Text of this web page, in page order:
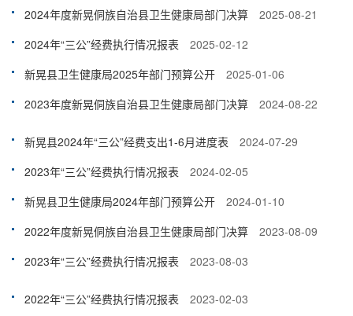
2024年度新晃侗族自治县卫生健康局部门决算
2025-08-21
2024年“三公”经费执行情况报表
2025-02-12
新晃县卫生健康局2025年部门预算公开
2025-01-06
2023年度新晃侗族自治县卫生健康局部门决算
2024-08-22
新晃县2024年“三公”经费支出1-6月进度表
2024-07-29
2023年“三公”经费执行情况报表
2024-02-05
新晃县卫生健康局2024年部门预算公开
2024-01-10
2022年度新晃侗族自治县卫生健康局部门决算
2023-08-09
2023年“三公”经费执行情况报表
2023-08-03
2022年“三公”经费执行情况报表
2023-02-03